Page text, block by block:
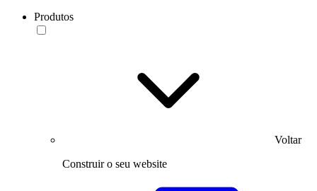
Produtos
Voltar
Construir o seu website